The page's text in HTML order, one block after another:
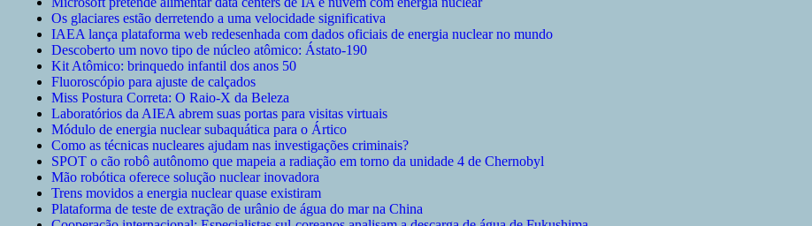
Os glaciares estão derretendo a uma velocidade significativa
IAEA lança plataforma web redesenhada com dados oficiais de energia nuclear no mundo
Descoberto um novo tipo de núcleo atômico: Ástato-190
Kit Atômico: brinquedo infantil dos anos 50
Fluoroscópio para ajuste de calçados
Miss Postura Correta: O Raio-X da Beleza
Laboratórios da AIEA abrem suas portas para visitas virtuais
Módulo de energia nuclear subaquática para o Ártico
Como as técnicas nucleares ajudam nas investigações criminais?
SPOT o cão robô autônomo que mapeia a radiação em torno da unidade 4 de Chernobyl
Mão robótica oferece solução nuclear inovadora
Trens movidos a energia nuclear quase existiram
Plataforma de teste de extração de urânio de água do mar na China